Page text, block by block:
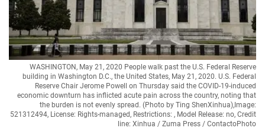
WASHINGTON, May 21, 2020 People walk past the U.S. Federal Reserve
building in Washington D.C., the United States, May 21, 2020. U.S. Federal
Reserve Chair Jerome Powell on Thursday said the COVID-19-induced
economic downturn has inflicted acute pain across the country, noting that
the burden is not evenly spread. (Photo by Ting ShenXinhua),Image:
521312494, License: Rights-managed, Restrictions: , Model Release: no, Credit
line: Xinhua / Zuma Press / ContactoPhoto